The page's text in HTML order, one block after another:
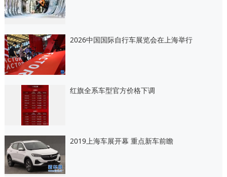
2026中国国际自行车展览会在上海举行
红旗全系车型官方价格下调
2019上海车展开幕 重点新车前瞻